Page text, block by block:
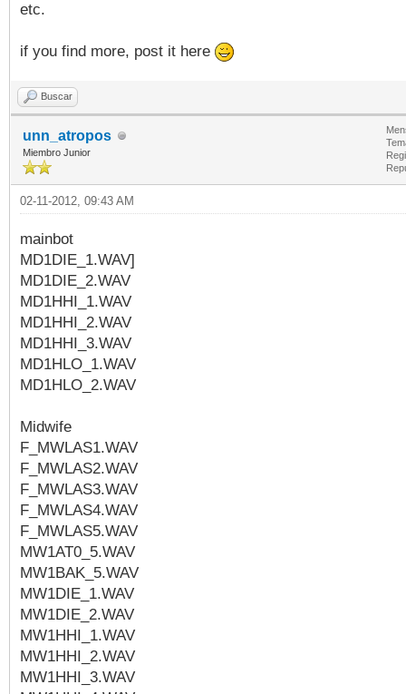
etc.
if you find more, post it here
Buscar
unn_atropos
Miembro Junior
02-11-2012, 09:43 AM
mainbot
MD1DIE_1.WAV]
MD1DIE_2.WAV
MD1HHI_1.WAV
MD1HHI_2.WAV
MD1HHI_3.WAV
MD1HLO_1.WAV
MD1HLO_2.WAV
Midwife
F_MWLAS1.WAV
F_MWLAS2.WAV
F_MWLAS3.WAV
F_MWLAS4.WAV
F_MWLAS5.WAV
MW1AT0_5.WAV
MW1BAK_5.WAV
MW1DIE_1.WAV
MW1DIE_2.WAV
MW1HHI_1.WAV
MW1HHI_2.WAV
MW1HHI_3.WAV